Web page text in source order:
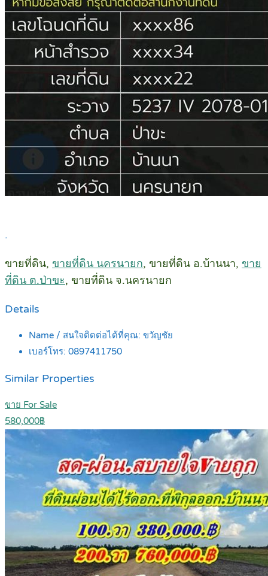
.
ขายที่ดิน, ขายที่ดิน นครนายก, ขายที่ดิน อ.บ้านนา, ขาย
ที่ดิน ต.ป่าขะ, ขายที่ดิน จ.นครนายก
Details
Name / สนใจติดต่อได้ที่คุณ: ขวัญชัย
เบอร์โทร: 0897411750
Similar Properties
ขาย For Sale
580,000฿